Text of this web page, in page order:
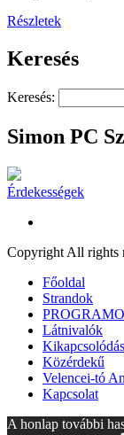
Részletek
Keresés
Keresés:
Simon PC
Érdekességek
Copyright All rights
Főoldal
Strandok
Látnivalók
Kikapcsolódás
Közérdekű
Velencei-tó
Kapcsolat
A honlap további